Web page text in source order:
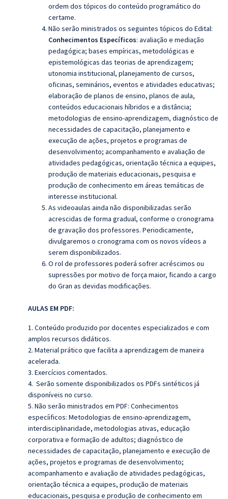
ordem dos tópicos do conteúdo programático do
certame.
Não serão ministrados os seguintes tópicos do Edital:
Conhecimentos Específicos: avaliação e mediação
pedagógica; bases empíricas, metodológicas e
epistemológicas das teorias de aprendizagem;
utonomia institucional, planejamento de cursos,
oficinas, seminários, eventos e atividades educativas;
elaboração de planos de ensino, planos de aula,
conteúdos educacionais híbridos e a distância;
metodologias de ensino-aprendizagem, diagnóstico de
necessidades de capacitação, planejamento e
execução de ações, projetos e programas de
desenvolvimento; acompanhamento e avaliação de
atividades pedagógicas, orientação técnica a equipes,
produção de materiais educacionais, pesquisa e
produção de conhecimento em áreas temáticas de
interesse institucional.
As videoaulas ainda não disponibilizadas serão
acrescidas de forma gradual, conforme o cronograma
de gravação dos professores. Periodicamente,
divulgaremos o cronograma com os novos vídeos a
serem disponibilizados.
O rol de professores poderá sofrer acréscimos ou
supressões por motivo de força maior, ficando a cargo
do Gran as devidas modificações.
AULAS EM PDF:
1. Conteúdo produzido por docentes especializados e com
amplos recursos didáticos.
2. Material prático que facilita a aprendizagem de maneira
acelerada.
3. Exercícios comentados.
4. Serão somente disponibilizados os PDFs sintéticos já
disponíveis no curso.
5. Não serão ministrados em PDF: Conhecimentos
especíificos: Metodologias de ensino-aprendizagem,
interdisciplinaridade, metodologias ativas, educação
corporativa e formação de adultos; diagnóstico de
necessidades de capacitação, planejamento e execução de
ações, projetos e programas de desenvolvimento;
acompanhamento e avaliação de atividades pedagógicas,
orientação técnica a equipes, produção de materiais
educacionais, pesquisa e produção de conhecimento em